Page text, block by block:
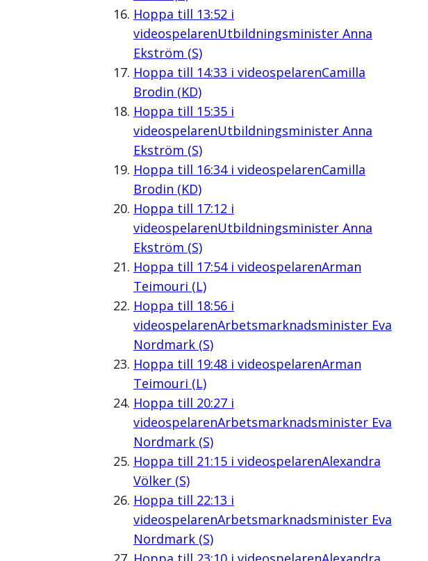
Hoppa till 13:52 i
videospelarenUtbildningsminister Anna
Ekström (S)
Hoppa till 14:33 i videospelarenCamilla
Brodin (KD)
Hoppa till 15:35i
videospelarenUtbildningsminister Anna
Ekström (S)
Hoppa till 16:34i videospelarenCamilla
Brodin (KD)
Hoppa till 17:12 i
videospelarenUtbildningsminister Anna
Ekström (S)
Hoppa till 17:54i videospelarenArman
Teimouri (L)
Hoppa till 18:56i
videospelarenArbetsmarknadsminister Eva
Nordmark (S)
Hoppa till 19:48i videospelarenArman
Teimouri (L)
Hoppa till 20:27i
videospelarenArbetsmarknadsminister Eva
Nordmark (S)
Hoppa till 21:15i videospelarenAlexandra
Völker (S)
Hoppa till 22:13 i
videospelarenArbetsmarknadsminister Eva
Nordmark (S)